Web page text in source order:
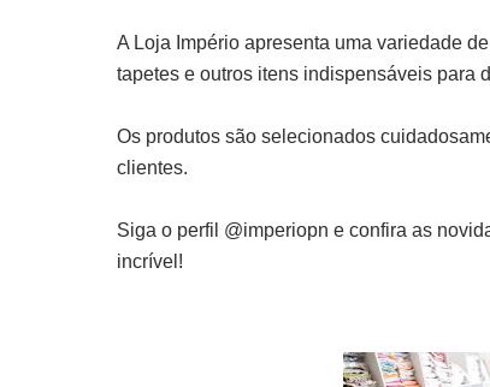
A Loja Império apresenta uma variedade
tapetes e outros itens indispensáveis para
Os produtos são selecionados
clientes.
Siga o perfil @imperiopn e confira as
incrível!